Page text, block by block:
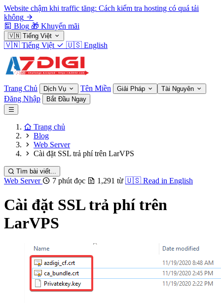
Website chậm khi traffic tăng: Cách kiểm tra hosting có quá tải
không
Blog 🎁 Khuyến mãi
🇻🇳 Tiếng Việt
🇻🇳 Tiếng Việt 🇺🇸 English
Trang Chủ Dịch Vụ Tên Miền Giải Pháp Tài Nguyên
Đăng Nhập Bắt Đầu Ngay
Trang chủ
Blog
Web Server
Cài đặt SSL trả phí trên LarVPS
Tìm bài viết...
Web Server 7 phút đọc 1,291 từ 🇺🇸 Read in English
Cài đặt SSL trả phí trên
LarVPS